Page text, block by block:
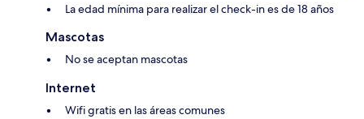
La edad mínima para realizar el check-in es de 18 años
Mascotas
No se aceptan mascotas
Internet
Wifi gratis en las áreas comunes